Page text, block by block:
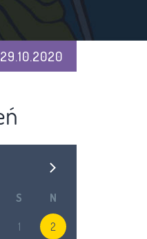
29.10.2020
S N
1 2